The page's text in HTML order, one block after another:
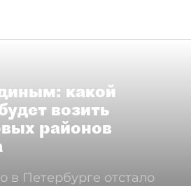
какой
возить
районов
в Петербурге отстало